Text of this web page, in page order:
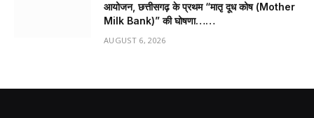
आयोजन, छत्तीसगढ़ के प्रथम “मातृ दूध कोष (Mother
Milk Bank)” की घोषणा……
AUGUST 6, 2026